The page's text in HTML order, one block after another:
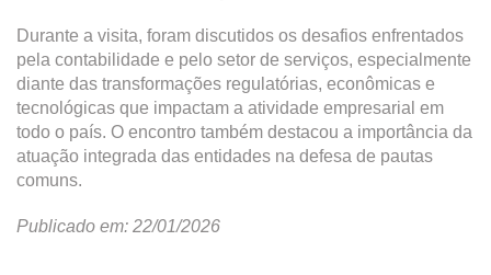
Durante a visita, foram discutidos os desafios enfrentados
pela contabilidade e pelo setor de serviços, especialmente
diante das transformações regulatórias, econômicas e
tecnológicas que impactam a atividade empresarial em
todo o país. O encontro também destacou a importância da
atuação integrada das entidades na defesa de pautas
comuns.
Publicado em: 22/01/2026